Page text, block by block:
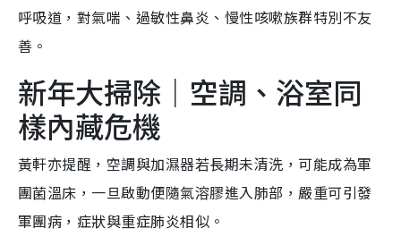
呼吸道，對氣喘、過敏性鼻炎、慢性咳嗽族群特別不友
善。
新年大掃除｜空調、浴室同
樣內藏危機
黃軒亦提醒，空調與加濕器若長期未清洗，可能成為軍
團菌溫床，一旦啟動便隨氣溶膠進入肺部，嚴重可引發
軍團病，症狀與重症肺炎相似。